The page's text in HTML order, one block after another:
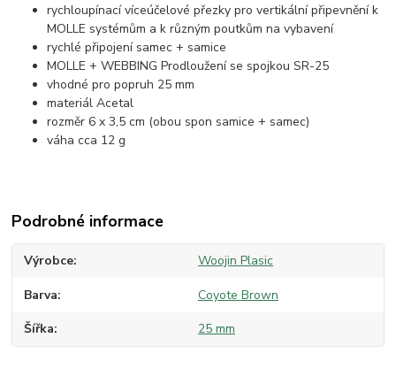
rychloupínací víceúčelové přezky pro vertikální připevnění k
MOLLE systémům a k různým poutkům na vybavení
rychlé připojení samec + samice
MOLLE + WEBBING Prodloužení se spojkou SR-25
vhodné pro popruh 25 mm
materiál Acetal
rozměr 6 x 3,5 cm (obou spon samice + samec)
váha cca 12 g
Podrobné informace
Výrobce Woojin Plasic
Barva Coyote Brown
Šířka 25 mm